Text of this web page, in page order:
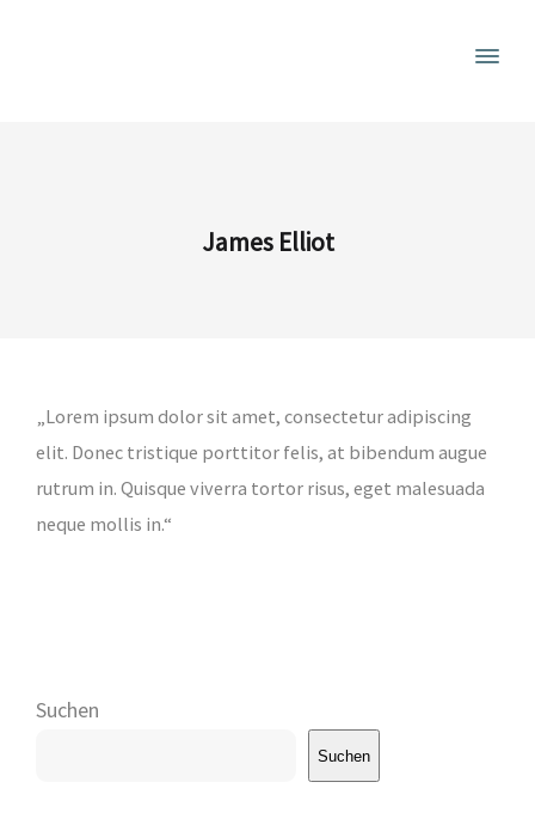
James Elliot
„Lorem ipsum dolor sit amet, consectetur adipiscing
elit. Donec tristique porttitor felis, at bibendum augue
rutrum in. Quisque viverra tortor risus, eget malesuada
neque mollis in.“
Suchen
Suchen